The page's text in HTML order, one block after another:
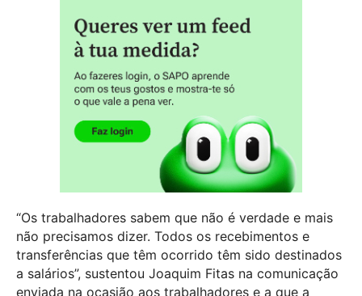
“Os trabalhadores sabem que não é verdade e mais
não precisamos dizer. Todos os recebimentos e
transferências que têm ocorrido têm sido destinados
a salários”, sustentou Joaquim Fitas na comunicação
enviada na ocasião aos trabalhadores e a que a